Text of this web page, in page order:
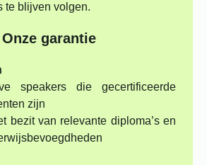
te blijven volgen.
Onze garantie
speakers die gecertificeerde
zijn
bezit van relevante diploma’s en